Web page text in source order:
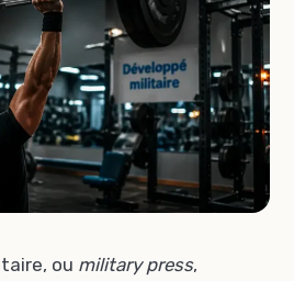
ou military press,